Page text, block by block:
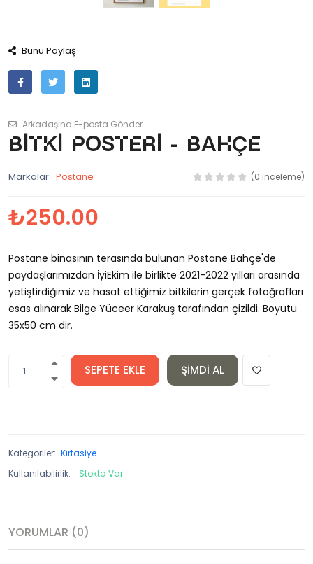
Bunu Paylaş
Arkadaşına E-posta Gönder
Bitki Posteri - Bahçe
Markalar: Postane (0 inceleme)
₺250.00
Postane binasının terasında bulunan Postane Bahçe'de
paydaşlarımızdan İyiEkim ile birlikte 2021-2022 yılları arasında
yetiştirdiğimiz ve hasat ettiğimiz bitkilerin gerçek fotoğrafları
esas alınarak Bilge Yüceer Karakuş tarafından çizildi. Boyutu
35x50 cm dir.
SEPETE EKLE ŞIMDI AL
Kategoriler: Kırtasiye
Kullanılabilirlik:
Stokta Var
YORUMLAR (0)